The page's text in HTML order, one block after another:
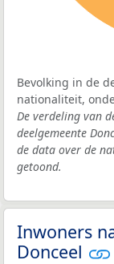
Bevolking in de
nationaliteit,
De verdeling van
deelgemeente
de data over de
getoond.
Inwoners
Donceel